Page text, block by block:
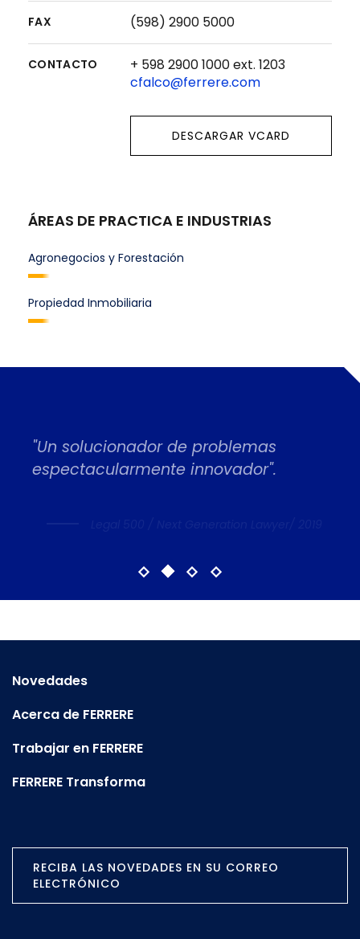
FAX (598) 2900 5000
CONTACTO
+ 598 2900 1000 ext. 1203
cfalco@ferrere.com
DESCARGAR VCARD
ÁREAS DE PRACTICA E INDUSTRIAS
Agronegocios y Forestación
Propiedad Inmobiliaria
"Un solucionador de problemas
espectacularmente innovador".
Novedades
Acerca de FERRERE
Trabajar en FERRERE
FERRERE Transforma
RECIBA LAS NOVEDADES EN SU CORREO
ELECTRÓNICO